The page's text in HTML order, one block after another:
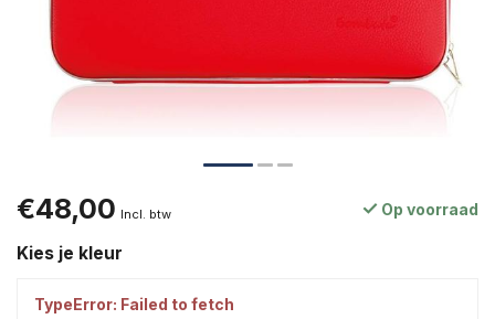
€48,00 Incl. btw Op voorraad
Kies je kleur
TypeError: Failed to fetch